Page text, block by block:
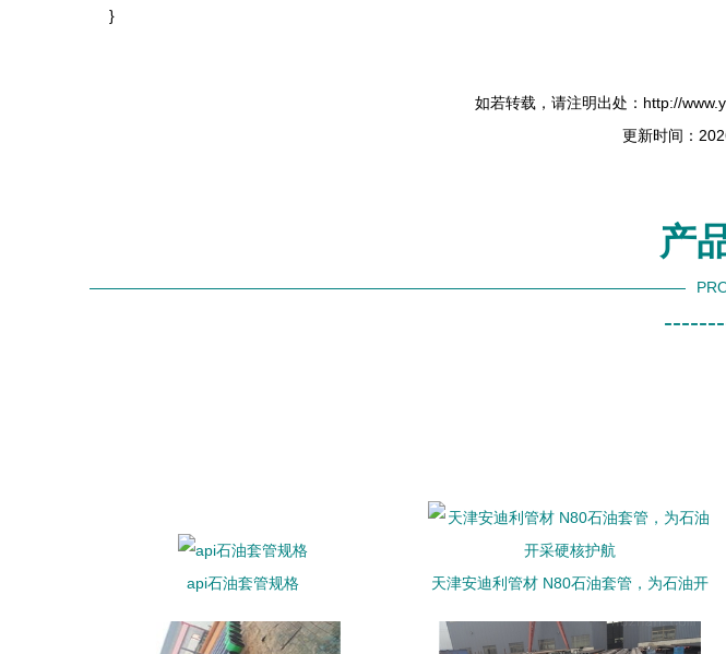
}
如若转载，请注明出处：http://
更新时间：
产
api石油套管规格
天津安迪利管材 N80石油套管，为石油开